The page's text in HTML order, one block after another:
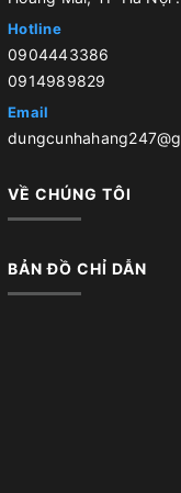
Hotline
0904443386
0914989829
Email
VỀ CHÚNG TÔI
BẢN ĐỒ CHỈ DẪN